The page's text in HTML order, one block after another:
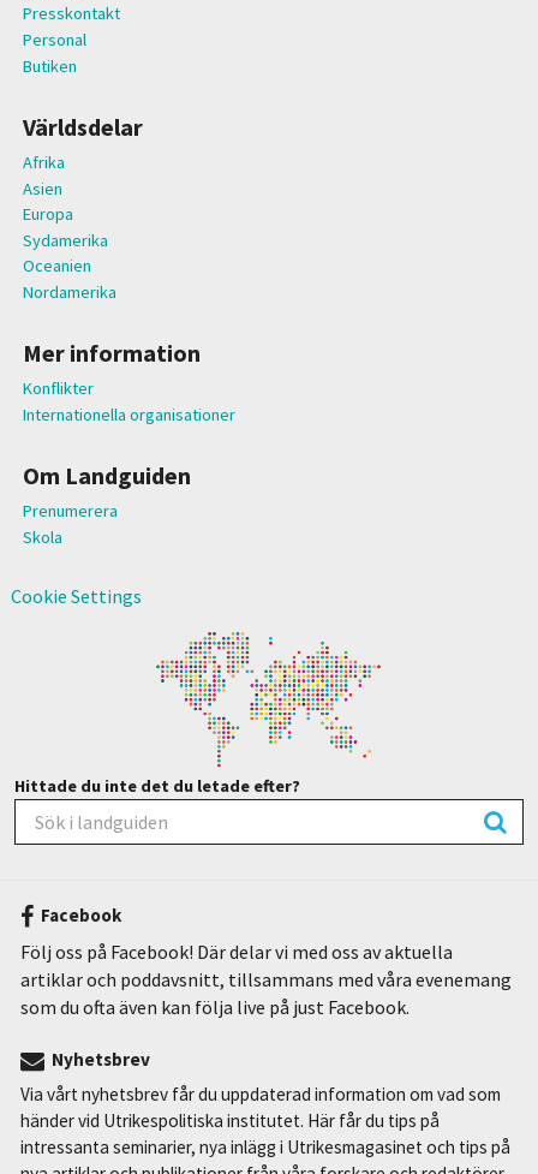
Presskontakt
Personal
Butiken
Världsdelar
Afrika
Asien
Europa
Sydamerika
Oceanien
Nordamerika
Mer information
Konflikter
Internationella organisationer
Om Landguiden
Prenumerera
Skola
Cookie Settings
Hittade du inte det du letade efter?
Facebook
Följ oss på Facebook! Där delar vi med oss av aktuella
artiklar och poddavsnitt, tillsammans med våra evenemang
som du ofta även kan följa live på just Facebook.
Nyhetsbrev
Via vårt nyhetsbrev får du uppdaterad information om vad som
händer vid Utrikespolitiska institutet. Här får du tips på
intressanta seminarier, nya inlägg i Utrikesmagasinet och tips på